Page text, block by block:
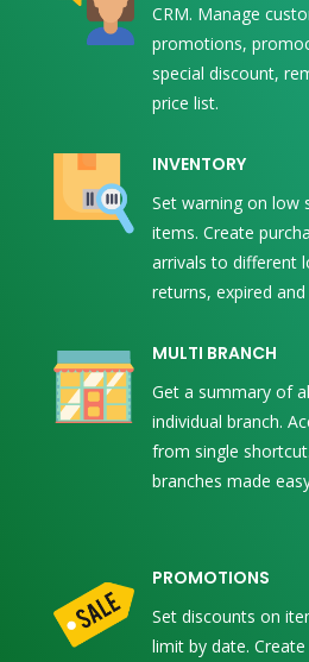
CRM. Manage
promotions,
special discount,
price list.
INVENTORY
Set warning on low
items. Create
arrivals to different
returns, expired
MULTI BRANCH
Get a summary of
individual branch.
from single
branches made
PROMOTIONS
Set discounts on
limit by date.